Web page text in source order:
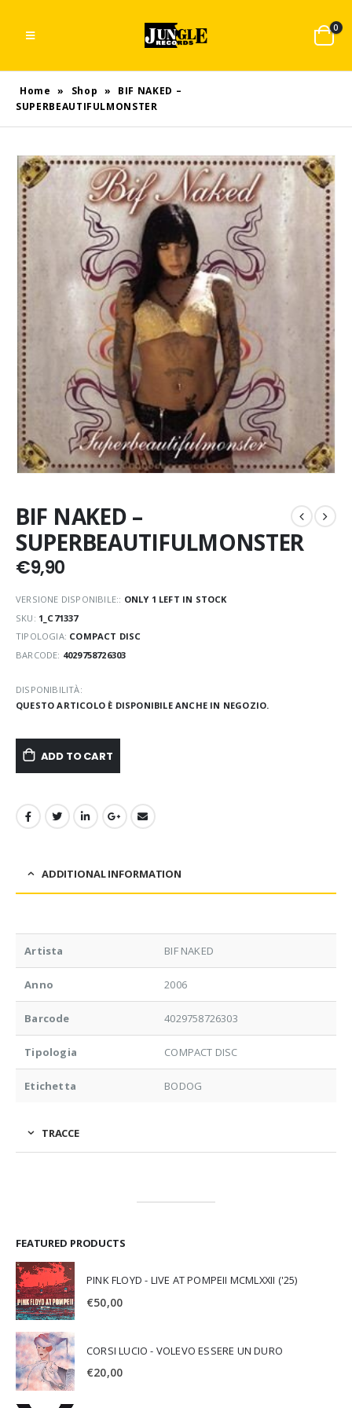
0
Home » Shop »
BIF NAKED –
SUPERBEAUTIFULMONSTER
BIF NAKED –
SUPERBEAUTIFULMONSTER
€9,90
VERSIONE DISPONIBILE:: ONLY 1 LEFT IN STOCK
SKU: 1_C71337
TIPOLOGIA: COMPACT DISC
BARCODE: 4029758726303
DISPONIBILITÀ:
QUESTO ARTICOLO È DISPONIBILE ANCHE IN NEGOZIO.
ADD TO CART
ADDITIONAL INFORMATION
Artista BIF NAKED
Anno 2006
Barcode 4029758726303
Tipologia COMPACT DISC
Etichetta BODOG
TRACCE
FEATURED PRODUCTS
PINK FLOYD - LIVE AT POMPEII MCMLXXII ('25)
€50,00
CORSI LUCIO - VOLEVO ESSERE UN DURO
€20,00